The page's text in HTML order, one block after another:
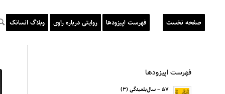
صفحه نخست فهرست اپیزودها روایتی درباره راوی وبلاگ انسانک
فهرست اپیزودها
۵۷ – سال‌بلعیدگی (۳)